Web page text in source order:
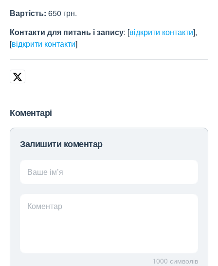
Вартість: 650 грн.
Контакти для питань і запису: [відкрити контакти],
[відкрити контакти]
Коментарі
Залишити коментар
Ваше ім’я
Коментар
1000 символів